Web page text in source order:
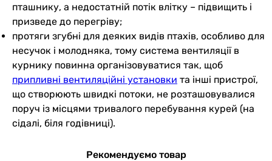
пташнику, а недостатній потік влітку – підвищить і
призведе до перегріву;
протяги згубні для деяких видів птахів, особливо для
несучок і молодняка, тому система вентиляції в
курнику повинна організовуватися так, щоб
припливні вентиляційні установки та інші пристрої,
що створюють швидкі потоки, не розташовувалися
поруч із місцями тривалого перебування курей (на
сідалі, біля годівниці).
Рекомендуємо товар